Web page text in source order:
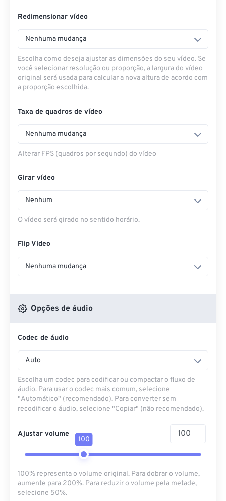
Redimensionar vídeo
Nenhuma mudança
Escolha como deseja ajustar as dimensões do seu vídeo. Se
você selecionar resolução ou proporção, a largura do vídeo
original será usada para calcular a nova altura de acordo com
a proporção escolhida.
Taxa de quadros de vídeo
Nenhuma mudança
Alterar FPS (quadros por segundo) do vídeo
Girar vídeo
Nenhum
O vídeo será girado no sentido horário.
Flip Video
Nenhuma mudança
Opções de áudio
Codec de áudio
Auto
Escolha um codec para codificar ou compactar o fluxo de
áudio. Para usar o codec mais comum, selecione
"Automático" (recomendado). Para converter sem
recodificar o áudio, selecione "Copiar" (não recomendado).
Ajustar volume
100
100% representa o volume original. Para dobrar o volume,
aumente para 200%. Para reduzir o volume pela metade,
selecione 50%.